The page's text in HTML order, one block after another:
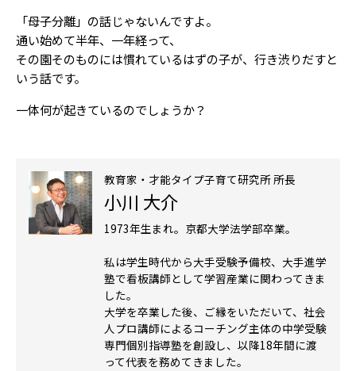
「母子分離」の話じゃないんですよ。
通い始めて半年、一年経って、
その園そのものには慣れているはずの子が、行き渋りだすと
いう話です。
一体何が起きているのでしょうか？
教育家・才能タイプ子育て研究所 所長
小川 大介
1973年生まれ。京都大学法学部卒業。
私は学生時代から大手受験予備校、大手進学
塾で看板講師として学習産業に関わってきま
した。
大学を卒業した後、ご縁をいただいて、社会
人プロ講師によるコーチング主体の中学受験
専門個別指導塾を創設し、以降18年間に渡
って代表を務めてきました。